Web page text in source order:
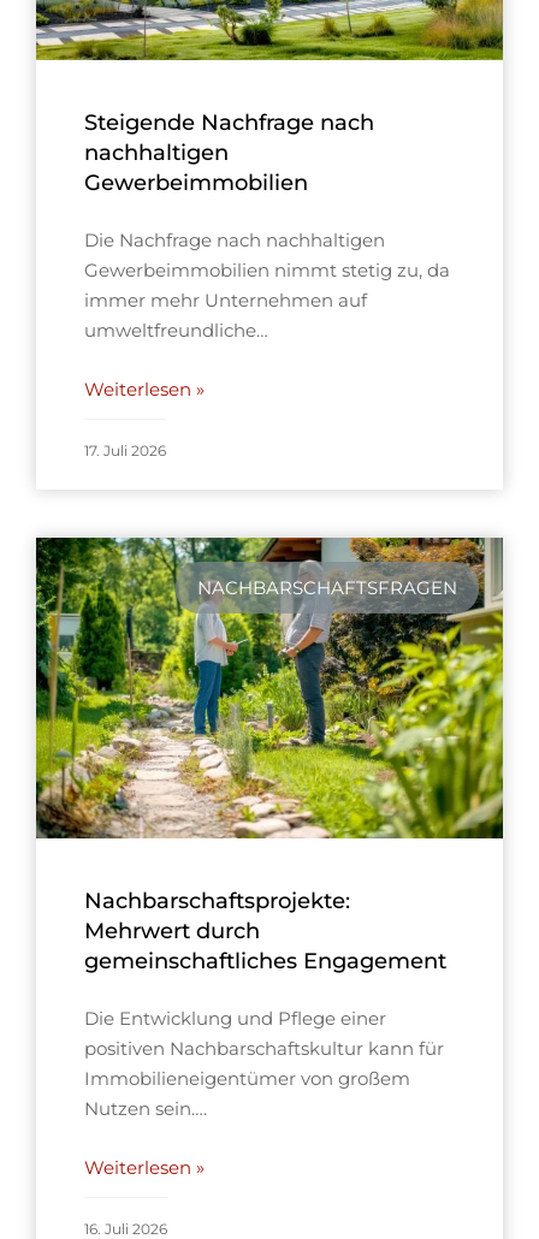
Steigende Nachfrage nach
nachhaltigen
Gewerbeimmobilien
Die Nachfrage nach nachhaltigen
Gewerbeimmobilien nimmt stetig zu, da
immer mehr Unternehmen auf
umweltfreundliche…
Weiterlesen »
17. Juli 2026
NACHBARSCHAFTSFRAGEN
Nachbarschaftsprojekte:
Mehrwert durch
gemeinschaftliches Engagement
Die Entwicklung und Pflege einer
positiven Nachbarschaftskultur kann für
Immobilieneigentümer von großem
Nutzen sein….
Weiterlesen »
16. Juli 2026